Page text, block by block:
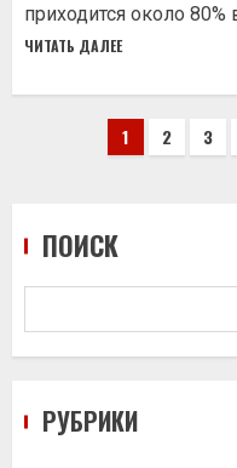
приходится около
ЧИТАТЬ ДАЛЕЕ
1 2 3
ПОИСК
РУБРИКИ